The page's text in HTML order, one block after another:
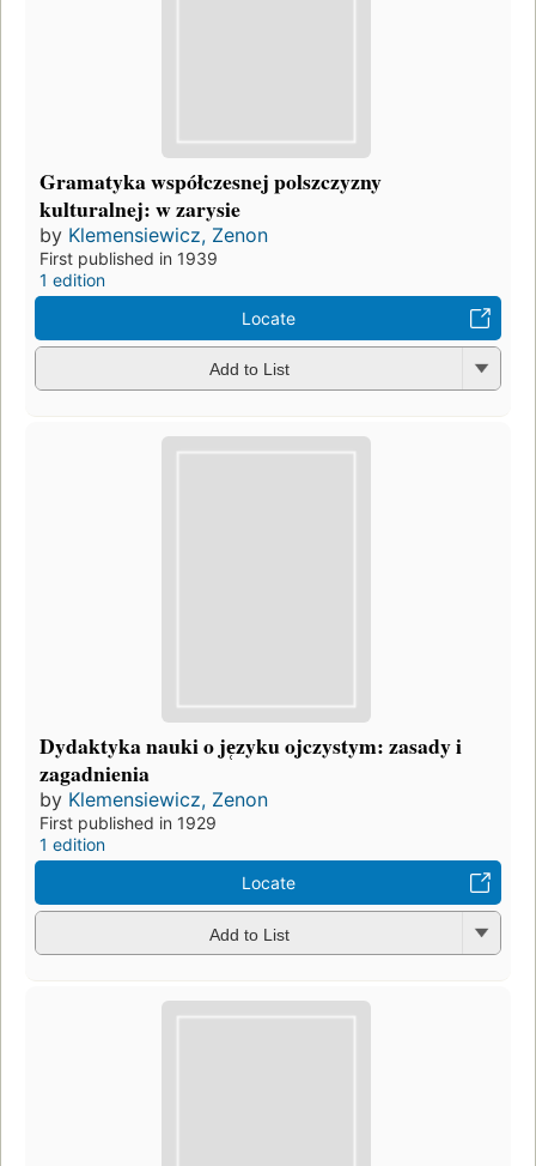
Gramatyka współczesnej polszczyzny
kulturalnej: w zarysie
by Klemensiewicz, Zenon
First published in 1939
1 edition
Locate
Add to List
Dydaktyka nauki o je̜zyku ojczystym: zasady i
zagadnienia
by Klemensiewicz, Zenon
First published in 1929
1 edition
Locate
Add to List